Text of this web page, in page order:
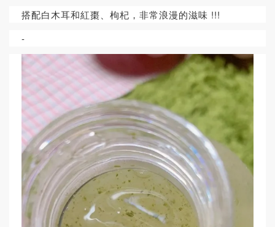
搭配白木耳和紅棗、枸杞，非常浪漫的滋味 !!!
-